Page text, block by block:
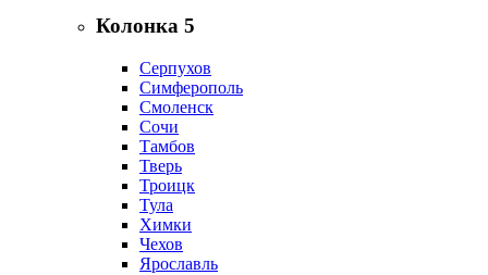
Колонка 5
Серпухов
Симферополь
Смоленск
Сочи
Тамбов
Тверь
Троицк
Тула
Химки
Чехов
Ярославль